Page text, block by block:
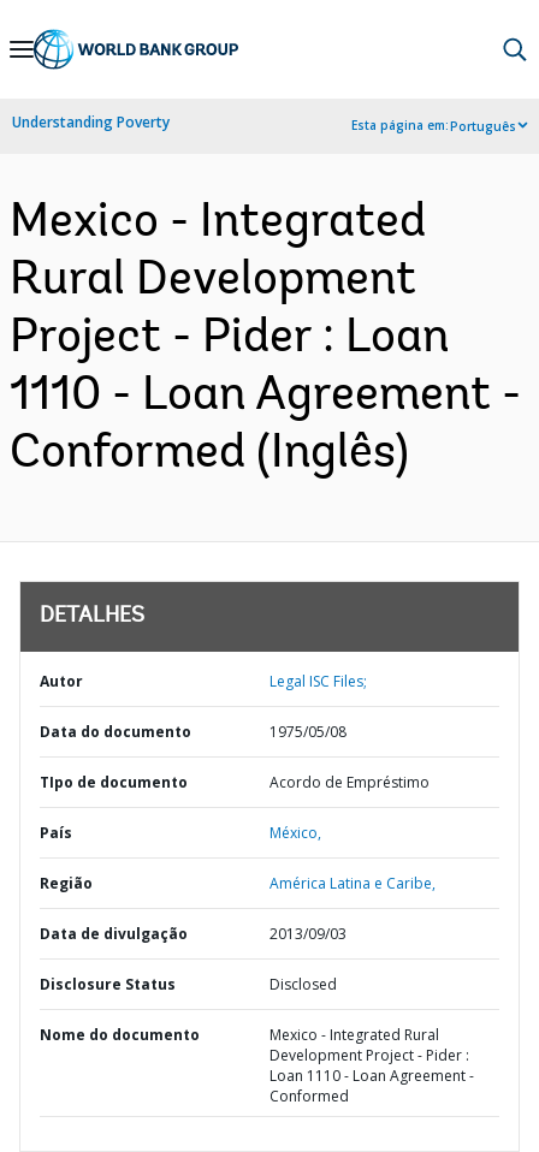
Skip
Navigation
Understanding Poverty Esta página em:Português
Mexico - Integrated
Rural Development
Project - Pider : Loan
1110 - Loan Agreement -
Conformed (Inglês)
DETALHES
Autor Legal ISC Files;
Data do documento 1975/05/08
TIpo de documento Acordo de Empréstimo
País México,
Região América Latina e Caribe,
Data de divulgação 2013/09/03
Disclosure Status Disclosed
Nome do documento
Mexico - Integrated Rural
Development Project - Pider :
Loan 1110 - Loan Agreement -
Conformed